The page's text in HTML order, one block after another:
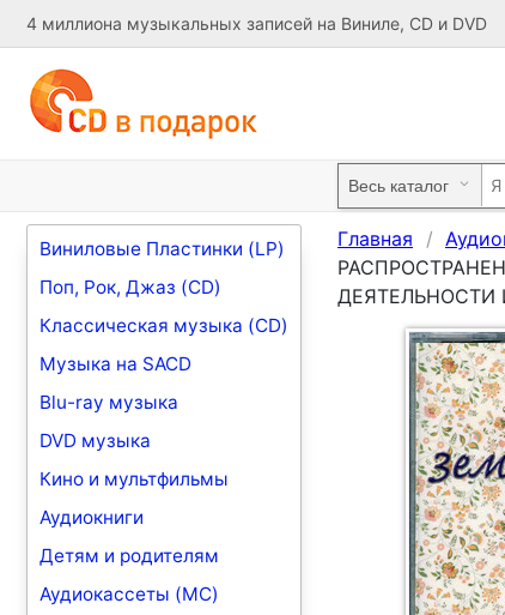
4 миллиона музыкальных записей на Виниле, CD и DVD
Виниловые Пластинки (LP)
Поп, Рок, Джаз (CD)
Классическая музыка (CD)
Музыка на SACD
Blu-ray музыка
DVD музыка
Кино и мультфильмы
Аудиокниги
Детям и родителям
Аудиокассеты (MC)
Главная
ДЕЯТЕЛЬНОСТИ